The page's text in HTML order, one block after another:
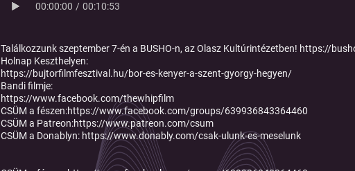
00:00:00 / 00:10:53
Találkozzunk szeptember 7-én a BUSHO-n, az Olasz Kultúrintézetben! https://
Holnap Keszthelyen:
https://bujtorfilmfesztival.hu/bor-es-kenyer-a-szent-gyorgy-hegyen/
Bandi filmje:
https://www.facebook.com/thewhipfilm
CSÜM a fészen:https://www.facebook.com/groups/639936843364460
CSÜM a Patreon:https://www.patreon.com/csum
CSÜM a Donablyn: https://www.donably.com/csak-ulunk-es-meselunk